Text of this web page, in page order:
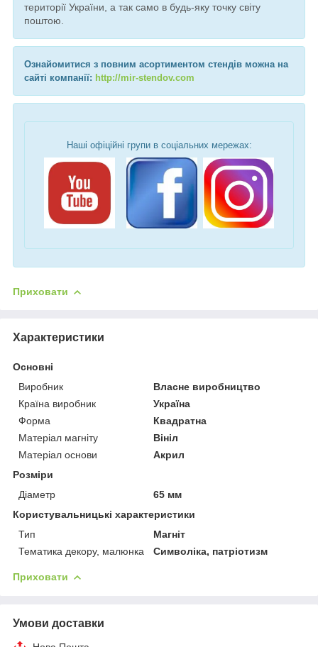
території України, а так само в будь-яку точку світу
поштою.
Ознайомитися з повним асортиментом стендів можна на
сайті компанії: http://mir-stendov.com
Наші офіційні групи в соціальних мережах:
Приховати
Характеристики
Основні
Виробник
Власне виробництво
Країна виробник
Україна
Форма
Квадратна
Матеріал магніту
Вініл
Матеріал основи
Акрил
Розміри
Діаметр
65 мм
Користувальницькі характеристики
Тип
Магніт
Тематика декору, малюнка
Символіка, патріотизм
Приховати
Умови доставки